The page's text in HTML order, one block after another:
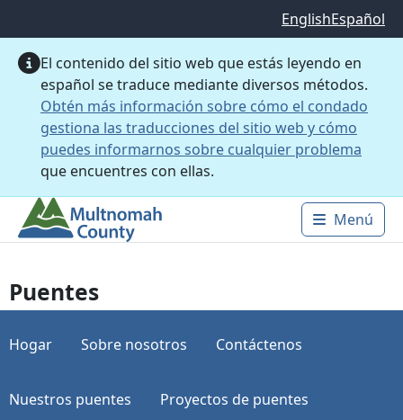
EnglishEspañol
El contenido del sitio web que estás leyendo en
español se traduce mediante diversos métodos.
Obtén más información sobre cómo el condado
gestiona las traducciones del sitio web y cómo
puedes informarnos sobre cualquier problema
que encuentres con ellas.
Main
Menú
Puentes
Hogar Sobre nosotros Contáctenos
Nuestros puentes Proyectos de puentes